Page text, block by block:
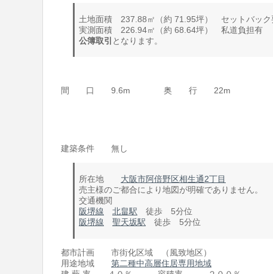
土地面積 237.88㎡（約 71.95坪） セットバック
実測面積 226.94㎡（約 68.64坪） 私道負担有
公簿取引 となります。
間 口 9.6m 奥 行 22m
建築条件 無し
所在地 大阪市阿倍野区相生通2丁目
売主様のご都合により地図が明確でありません。
交通機関
阪堺線
北畠駅 徒歩 5分位
阪堺線
聖天坂駅 徒歩 5分位
都市計画 市街化区域 （風致地区）
用途地域 第二種中高層住居専用地域